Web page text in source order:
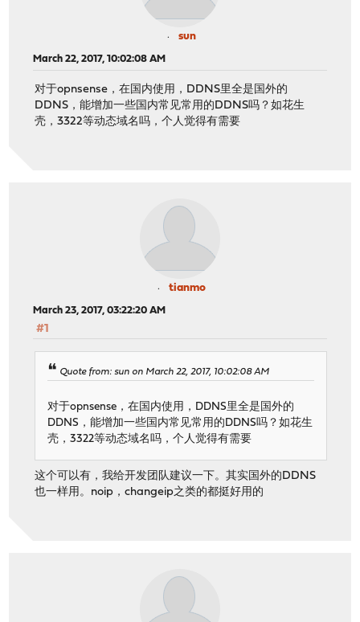
sun
March 22, 2017, 10:02:08 AM
对于opnsense，在国内使用，DDNS里全是国外的
DDNS，能增加一些国内常见常用的DDNS吗？如花生
壳，3322等动态域名吗，个人觉得有需要
tianmo
March 23, 2017, 03:22:20 AM
#1
Quote from: sun on March 22, 2017, 10:02:08 AM
对于opnsense，在国内使用，DDNS里全是国外的
DDNS，能增加一些国内常见常用的DDNS吗？如花生
壳，3322等动态域名吗，个人觉得有需要
这个可以有，我给开发团队建议一下。其实国外的DDNS
也一样用。noip，changeip之类的都挺好用的